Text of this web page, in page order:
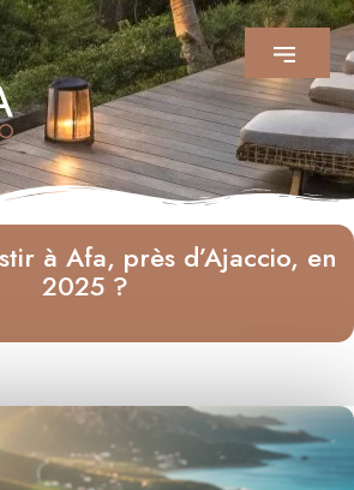
à Afa, près d’Ajaccio, en
2025 ?